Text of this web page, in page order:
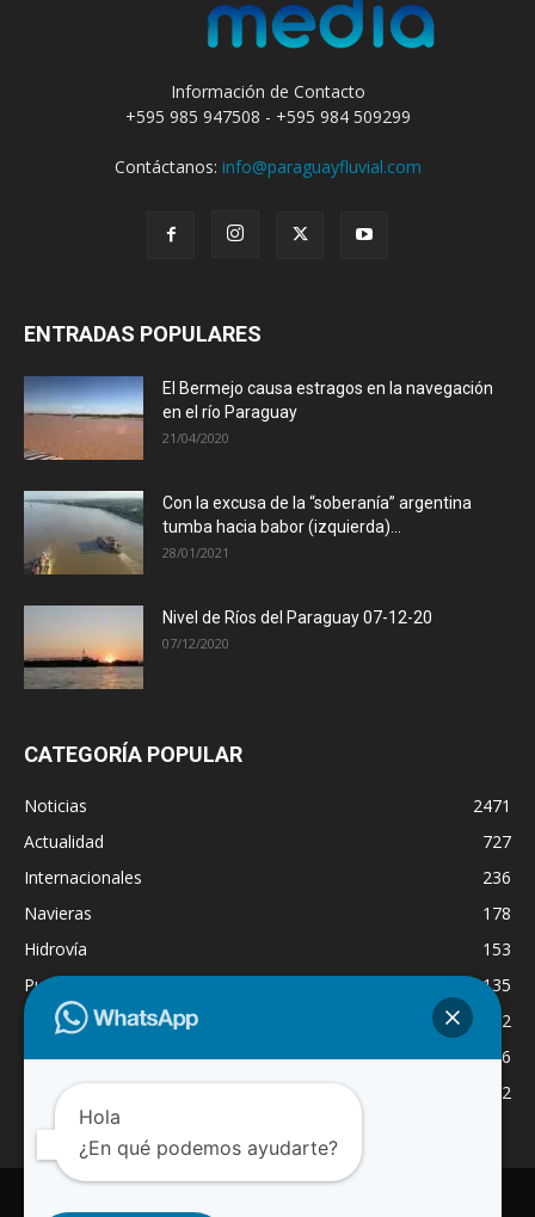
Información de Contacto
+595 985 947508 - +595 984 509299
Contáctanos: info@paraguayfluvial.com
ENTRADAS POPULARES
El Bermejo causa estragos en la navegación
en el río Paraguay
21/04/2020
Con la excusa de la “soberanía” argentina
tumba hacia babor (izquierda)...
28/01/2021
Nivel de Ríos del Paraguay 07-12-20
07/12/2020
CATEGORÍA POPULAR
Noticias
2471
Actualidad
727
Internacionales
236
Navieras
178
Hidrovía
153
Puertos
135
Economía
132
Nacionales
126
Dragado
122
Hola
¿En qué podemos ayudarte?